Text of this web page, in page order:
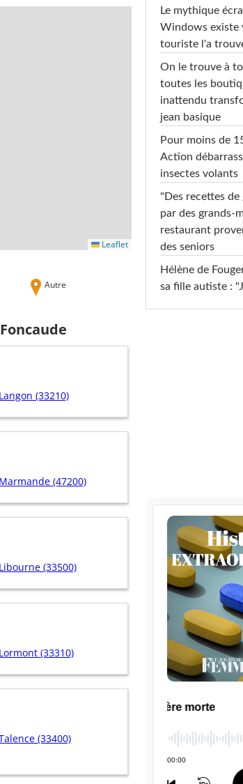
Leaflet
Autre
Langon (33210)
Marmande (47200)
Libourne (33500)
Lormont (33310)
(33400)
Le mythique
Windows existe
touriste l'a
On le trouve à
toutes les
inattendu
jean basique
Pour moins de
Action
insectes volants
"Des recettes
par des grands-
restaurant
des seniors
Hélène de
sa fille autiste :